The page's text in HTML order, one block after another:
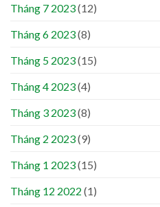
Tháng 7 2023(12)
Tháng 6 2023(8)
Tháng 5 2023(15)
Tháng 4 2023(4)
Tháng 3 2023(8)
Tháng 2 2023(9)
Tháng 1 2023(15)
Tháng 12 2022 (1)